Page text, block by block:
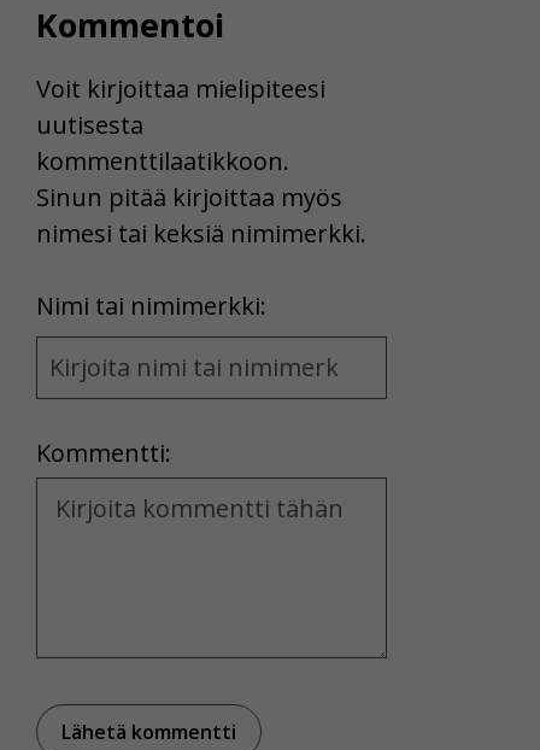
Kommentoi
Voit kirjoittaa mielipiteesi
uutisesta
kommenttilaatikkoon.
Sinun pitää kirjoittaa myös
nimesi tai keksiä nimimerkki.
Nimi tai nimimerkki:
Name
and
Kommentti:
Kommentti